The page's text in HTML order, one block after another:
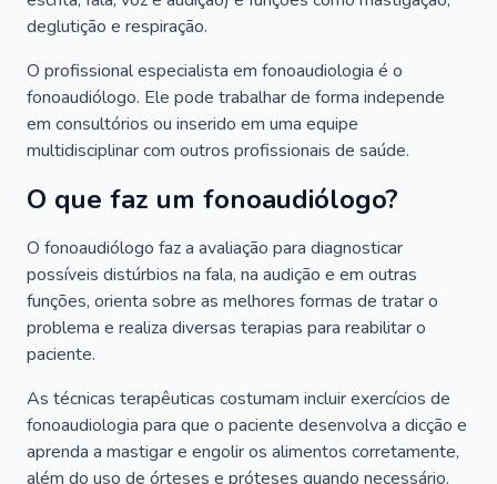
deglutição e respiração.
O profissional especialista em fonoaudiologia é o
fonoaudiólogo. Ele pode trabalhar de forma independe
em consultórios ou inserido em uma equipe
multidisciplinar com outros profissionais de saúde.
O que faz um fonoaudiólogo?
O fonoaudiólogo faz a avaliação para diagnosticar
possíveis distúrbios na fala, na audição e em outras
funções, orienta sobre as melhores formas de tratar o
problema e realiza diversas terapias para reabilitar o
paciente.
As técnicas terapêuticas costumam incluir exercícios de
fonoaudiologia para que o paciente desenvolva a dicção e
aprenda a mastigar e engolir os alimentos corretamente,
além do uso de órteses e próteses quando necessário.